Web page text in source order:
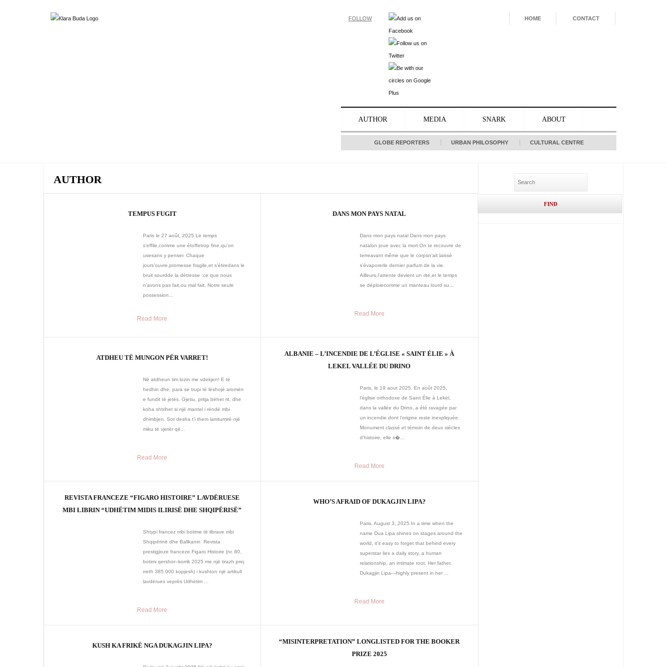
FOLLOW HOME CONTACT
AUTHOR MEDIA SNARK ABOUT
GLOBE REPORTERS URBAN PHILOSOPHY CULTURAL CENTRE
AUTHOR
TEMPUS FUGIT
Paris le 27 août, 2025 Le temps
s’effile,comme une étoffetrop fine,qu’on
usesans y penser. Chaque
jours’ouvre,promesse fragile,et s’étiredans le
bruit sourdde la détresse :ce que nous
n’avons pas fait,ou mal fait. Notre seule
possession...
Read More
DANS MON PAYS NATAL
Dans mon pays natal Dans mon pays
natalon joue avec la mort.On te recouvre de
terreavant même que le corpsn’ait laissé
s’évaporerle dernier parfum de la vie.
Ailleurs,l’attente devient un rite,et le temps
se déploiecomme un manteau lourd su...
Read More
ATDHEU TË MUNGON PËR VARRET!
Në atdheun tim lozin me vdekjen! E të
hedhin dhe, para se trupi të lëshojë aromën
e fundit të jetës. Gjetiu, pritja bëhet rit, dhe
koha shtrihet si një mantel i rëndë mbi
dhimbjen. Sot desha t’i them lamtumirë një
miku të vjetër që...
Read More
ALBANIE – L’INCENDIE DE L’ÉGLISE « SAINT ÉLIE » À
LEKEL VALLÉE DU DRINO
Paris, le 19 aout 2025. En août 2025,
l’église orthodoxe de Saint Élie à Lekël,
dans la vallée du Drino, a été ravagée par
un incendie dont l’origine reste inexpliquée.
Monument classé et témoin de deux siècles
d’histoire, elle s�...
Read More
REVISTA FRANCEZE “FIGARO HISTOIRE” LAVDËRUESE
MBI LIBRIN “UDHËTIM MIDIS ILIRISË DHE SHQIPËRISË”
Shtypi francez mbi botime të librave mbi
Shqipërinë dhe Ballkanin Revista
prestigjioze franceze Figaro Histoire (nr. 80,
botimi qershor–korrik 2025 me një tirazh prej
rreth 385 000 kopjesh) i kushton një artikull
lavdërues veprës Udhëtim ...
Read More
WHO’S AFRAID OF DUKAGJIN LIPA?
Paris, August 3, 2025 In a time when the
name Dua Lipa shines on stages around the
world, it’s easy to forget that behind every
superstar lies a daily story, a human
relationship, an intimate root. Her father,
Dukagjin Lipa—highly present in her ...
Read More
KUSH KA FRIKË NGA DUKAGJIN LIPA?
“MISINTERPRETATION” LONGLISTED FOR THE BOOKER
PRIZE 2025